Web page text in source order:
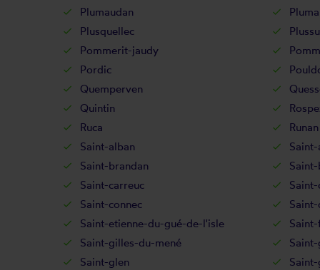
Plumaudan
Plusquellec
Pommerit-jaudy
Pordic
Quemperven
Quintin
Ruca
Runan
Saint-alban
Saint-brandan
Saint-carreuc
Saint-connec
Saint-etienne-du-gué-de-l'isle
Saint-gilles-du-mené
Saint-glen